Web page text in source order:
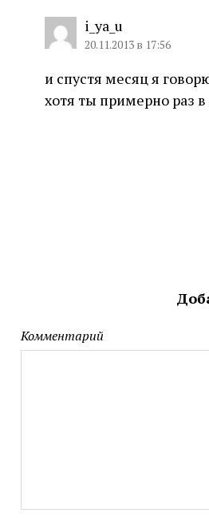
i_ya_u
20.11.2013 в 17:56
и спустя месяц я
хотя ты примерно раз
Комментарий